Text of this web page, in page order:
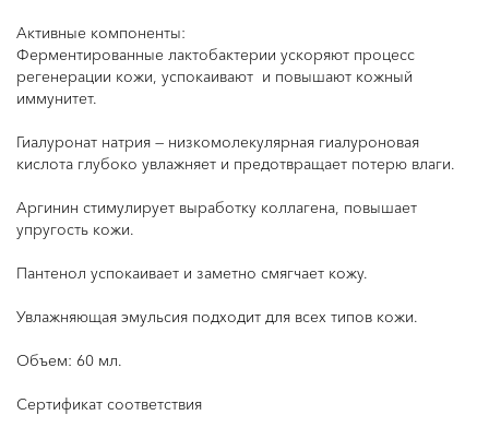
Активные компоненты:
Ферментированные лактобактерии ускоряют процесс
регенерации кожи, успокаивают и повышают кожный
иммунитет.
Гиалуронат натрия — низкомолекулярная гиалуроновая
кислота глубоко увлажняет и предотвращает потерю влаги.
Аргинин стимулирует выработку коллагена, повышает
упругость кожи.
Пантенол успокаивает и заметно смягчает кожу.
Увлажняющая эмульсия подходит для всех типов кожи.
Объем: 60 мл.
Сертификат соответствия